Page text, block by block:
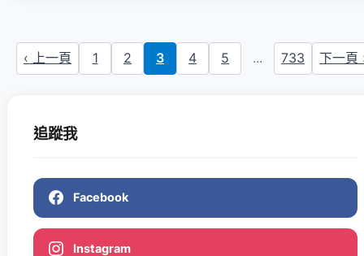
‹ 上一頁 1 2 3 4 5 ... 733 下一頁
追蹤我
Facebook
Instagram